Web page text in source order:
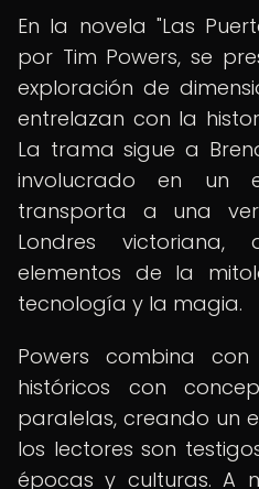
En la novela "Las
por Tim Powers, se
exploración de
entrelazan con la
La trama sigue a
involucrado en un
transporta a una
Londres victoriana,
elementos de la
tecnología y la magia.
Powers combina
históricos con
paralelas, creando un
los lectores son
épocas y culturas. A